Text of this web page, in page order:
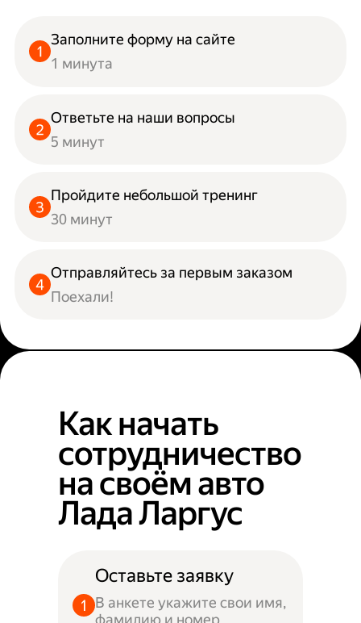
Заполните форму на сайте
1 минута
Ответьте на наши вопросы
5 минут
Пройдите небольшой тренинг
30 минут
Отправляйтесь за первым заказом
Поехали!
Как начать
сотрудничество
на своём авто
Лада Ларгус
Оставьте заявку
В анкете укажите свои имя,